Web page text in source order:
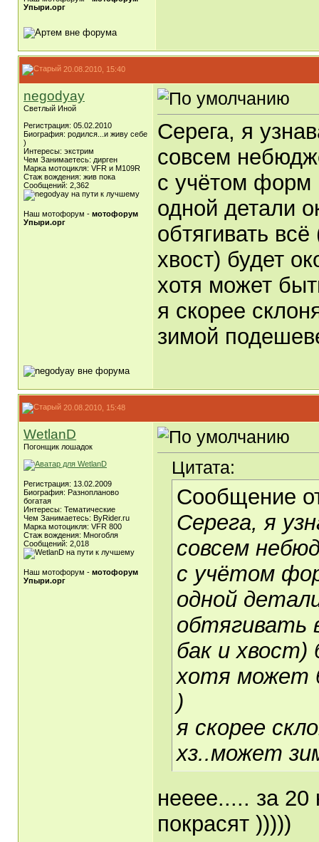
Упыри.орг
20.08.2010, 15:40
negodyay
Светлый Иной
Регистрация: 05.02.2010
Биография: родился...и живу себе
)
Интересы: экстрим
Чем Занимаетесь: дирген
Марка мотоцикля: VFR и M109R
Стаж вождения: жив пока
Сообщений: 2,362
Наш мотофорум - мотофорум
Упыри.орг
Серега, я
совсем
с учётом форм
одной детали
обтягивать
хвост) будет
хотя может
я скорее
зимой
20.08.2010, 15:48
WetlanD
Погонщик лошадок
Регистрация: 13.02.2009
Биография: Разнопланово
богатая
Интересы: Тематические
Чем Занимаетесь: ByRider.ru
Марка мотоцикля: VFR 800
Стаж вождения: Многобля
Сообщений: 2,018
Наш мотофорум - мотофорум
Упыри.орг
Цитата:
Сообщение
Серега, я
совсем
с учётом
одной
обтягивать
бак и
хотя может
)
я скорее
хз..может
нееее..... за 20
покрасят )))))